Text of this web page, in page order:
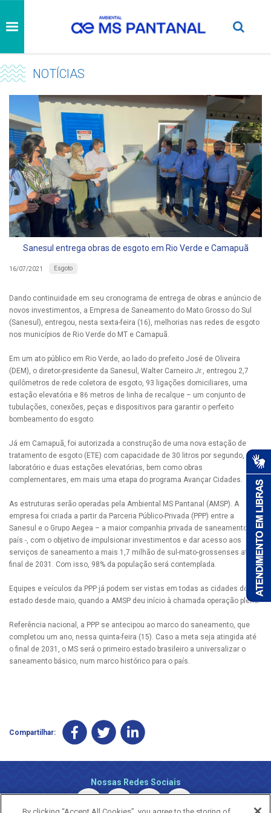
NOTÍCIAS
Sanesul entrega obras de esgoto em Rio Verde e Camapuã
16/07/2021 Esgoto
Dando continuidade em seu cronograma de entrega de obras e anúncio de
novos investimentos, a Empresa de Saneamento do Mato Grosso do Sul
(Sanesul), entregou, nesta sexta-feira (16), melhorias nas redes de esgoto
nos municípios de Rio Verde do MT e Camapuã.
Em um ato público em Rio Verde, ao lado do prefeito José de Oliveira
(DEM), o diretor-presidente da Sanesul, Walter Carneiro Jr., entregou 2,7
quilômetros de rede coletora de esgoto, 93 ligações domiciliares, uma
estação elevatória e 86 metros de linha de recalque – um conjunto de
tubulações, conexões, peças e dispositivos para garantir o perfeito
bombeamento do esgoto.
Já em Camapuã, foi autorizada a construção de uma nova estação de
tratamento de esgoto (ETE) com capacidade de 30 litros por segundo, um
laboratório e duas estações elevatórias, bem como obras
complementares, em mais uma etapa do programa Avançar Cidades.
As estruturas serão operadas pela Ambiental MS Pantanal (AMSP). A
empresa foi criada a partir da Parceria Público-Privada (PPP) entre a
Sanesul e o Grupo Aegea – a maior companhia privada de saneamento do
país -, com o objetivo de impulsionar investimentos e dar acesso aos
serviços de saneamento a mais 1,7 milhão de sul-mato-grossenses até o
final de 2031. Com isso, 98% da população será contemplada.
Equipes e veículos da PPP já podem ser vistas em todas as cidades do
estado desde maio, quando a AMSP deu início à chamada operação plena.
Referência nacional, a PPP se antecipou ao marco do saneamento, que
completou um ano, nessa quinta-feira (15). Caso a meta seja atingida até
o final de 2031, o MS será o primeiro estado brasileiro a universalizar o
saneamento básico, num marco histórico para o país.
Compartilhar:
Nossas Redes Sociais